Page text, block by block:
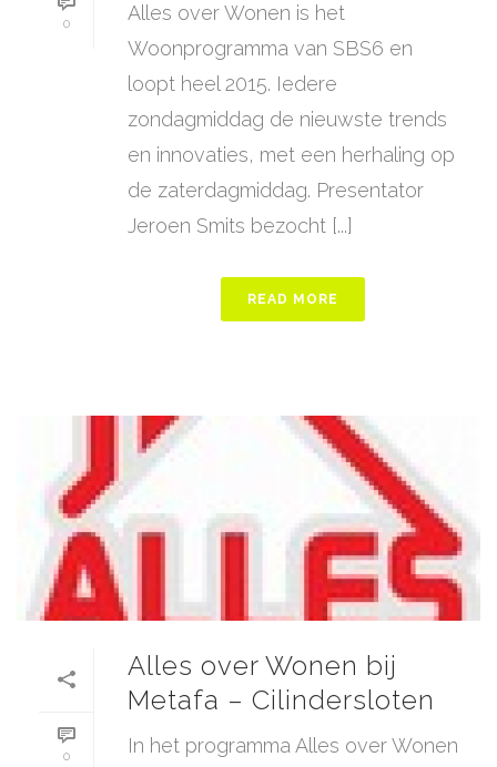
0
Alles over Wonen is het
Woonprogramma van SBS6 en
loopt heel 2015. Iedere
zondagmiddag de nieuwste trends
en innovaties, met een herhaling op
de zaterdagmiddag. Presentator
Jeroen Smits bezocht [...]
READ MORE
0
Alles over Wonen bij
Metafa – Cilindersloten
In het programma Alles over Wonen